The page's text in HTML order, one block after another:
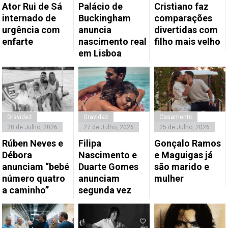
Ator Rui de Sá
internado de
urgência com
enfarte
Palácio de
Buckingham
anuncia
nascimento real
em Lisboa
Cristiano faz
comparações
divertidas com
filho mais velho
Gravidez
28 de Julho, 2026
Rúben Neves e
Débora
anunciam “bebé
número quatro
a caminho”
Gravidez
27 de Julho, 2026
Filipa
Nascimento e
Duarte Gomes
anunciam
segunda vez
Casamento
25 de Julho, 2026
Gonçalo Ramos
e Maguigas já
são marido e
mulher